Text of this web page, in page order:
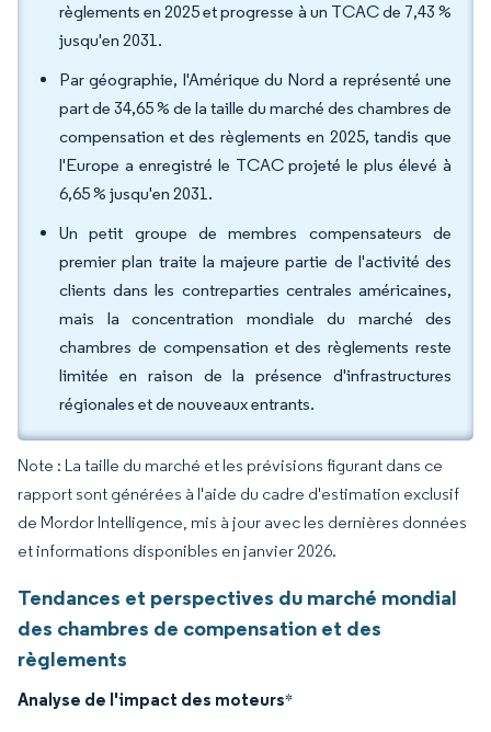
règlements en 2025 et progresse à un TCAC de 7,43 %
jusqu'en 2031.
Par géographie, l'Amérique du Nord a représenté une
part de 34,65 % de la taille du marché des chambres de
compensation et des règlements en 2025, tandis que
l'Europe a enregistré le TCAC projeté le plus élevé à
6,65 % jusqu'en 2031.
Un petit groupe de membres compensateurs de
premier plan traite la majeure partie de l'activité des
clients dans les contreparties centrales américaines,
mais la concentration mondiale du marché des
chambres de compensation et des règlements reste
limitée en raison de la présence d'infrastructures
régionales et de nouveaux entrants.
Note : La taille du marché et les prévisions figurant dans ce
rapport sont générées à l'aide du cadre d'estimation exclusif
de Mordor Intelligence, mis à jour avec les dernières données
et informations disponibles en janvier 2026.
Tendances et perspectives du marché mondial
des chambres de compensation et des
règlements
Analyse de l'impact des moteurs*